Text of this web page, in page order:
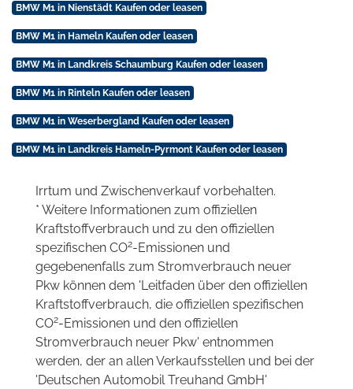
BMW M1 in Nienstädt Kaufen oder leasen
BMW M1 in Hameln Kaufen oder leasen
BMW M1 in Landkreis Schaumburg Kaufen oder leasen
BMW M1 in Rinteln Kaufen oder leasen
BMW M1 in Weserbergland Kaufen oder leasen
BMW M1 in Landkreis Hameln-Pyrmont Kaufen oder leasen
Irrtum und Zwischenverkauf vorbehalten.
* Weitere Informationen zum offiziellen
Kraftstoffverbrauch und zu den offiziellen
spezifischen CO2-Emissionen und
gegebenenfalls zum Stromverbrauch neuer
Pkw können dem 'Leitfaden über den offiziellen
Kraftstoffverbrauch, die offiziellen spezifischen
CO2-Emissionen und den offiziellen
Stromverbrauch neuer Pkw' entnommen
werden, der an allen Verkaufsstellen und bei der
'Deutschen Automobil Treuhand GmbH'